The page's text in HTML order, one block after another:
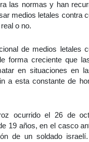
las normas y han
medios letales contra
o no.
de medios letales
forma creciente que
en situaciones en
a esta constante de
ocurrido el 26 de
19 años, en el casco
de un soldado